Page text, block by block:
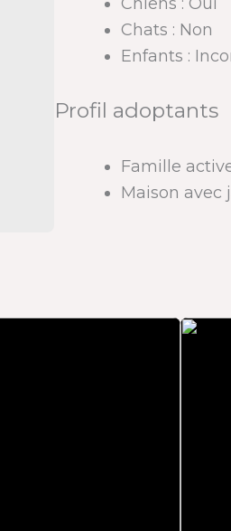
Chiens : Oui
Chats : Non
Enfants :
Profil adoptants
Famille
Maison avec